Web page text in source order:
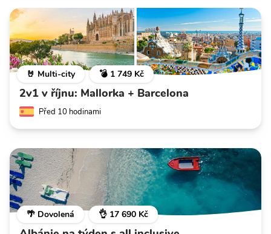
🤘 Multi-city 💣 1 749 Kč
2v1 v říjnu: Mallorka + Barcelona
Před 10 hodinami
🌴 Dovolená 👌 17 690 Kč